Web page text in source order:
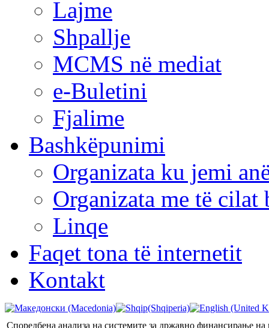
Lajme
Shpallje
MCMS në mediat
e-Buletini
Fjalime
Bashkëpunimi
Organizata ku jemi
Organizata me të cilat
Linqe
Faqet tona të internetit
Kontakt
Споредбена анализа на системите за државно финансирање на